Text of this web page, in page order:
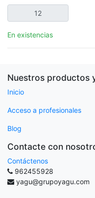
En existencias
Nuestros productos
Inicio
Acceso a profesionales
Blog
Contacte con
Contáctenos
962455928
yagu@grupoyagu.com